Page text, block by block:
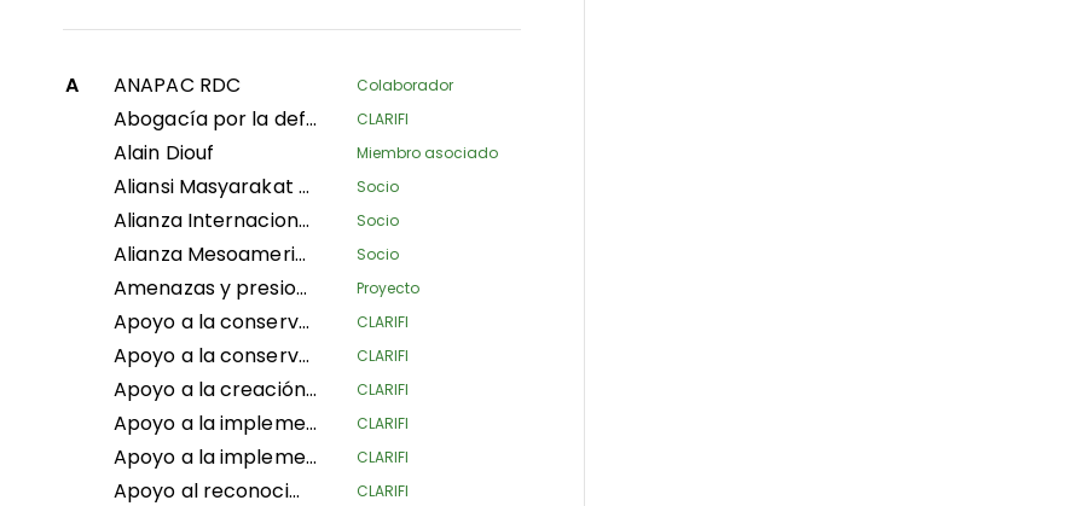
A ANAPAC RDC Colaborador
Abogacía por la defensa de los derechos territoriales de los pueblos y comunidades indígenas en el departamento de Putumayo CLARIFI
Alain Diouf Miembro asociado
Aliansi Masyarakat Adat Nusantara Socio
Alianza Internacional de Silvicultura Familiar Socio
Alianza Mesoamericana de Pueblos y Bosques Socio
Amenazas y presiones: seguimiento de la degradación ambiental en las zonas protegidas Proyecto
Apoyo a la conservación de la biodiversidad del Dominio de Caza Mangaï y la Reserva de Hipopótamos (DCRHM) mediante soluciones basadas en los derechos humanos CLARIFI
Apoyo a la conservación y biodiversidad del área de caza Mangai y la reserva de hipopótamos (DCRHM) a través de soluciones basadas en los derechos humanos CLARIFI
Apoyo a la creación de áreas protegidas indígenas y comunitarias en los paisajes del triángulo de Bomassa de las UFA KABO (Sangha) y MBOUKOU-EBOUHOLE (Likouala) CLARIFI
Apoyo a la implementación de la Ley de Derechos Territoriales Consuetudinarios de 2022 en Sierra Leona CLARIFI
Apoyo a la implementación efectiva de la silvicultura comunitaria CFCL GBANZA en el sur de Ubangi (RDC) para la conservación CLARIFI
Apoyo al reconocimiento y aseguramiento de los derechos territoriales de las comunidades frente a la expansión del Parque Nacional de Lomami (RDC) CLARIFI